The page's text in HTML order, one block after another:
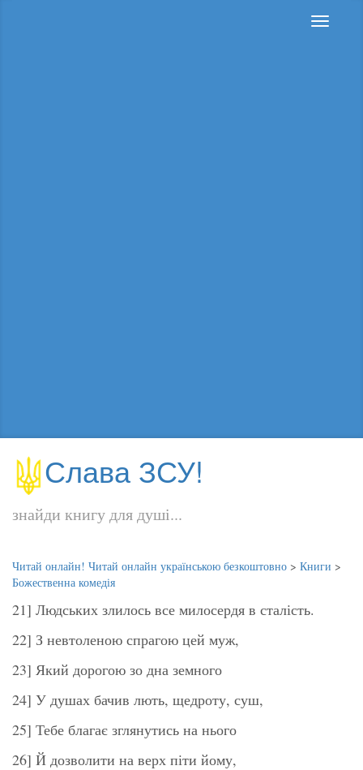
Слава ЗСУ!
знайди книгу для душі...
Читай онлайн! Читай онлайн українською безкоштовно > Книги >
Божественна комедія
21] Людських злилось все милосердя в сталість.
22] З невтоленою спрагою цей муж,
23] Який дорогою зо дна земного
24] У душах бачив лють, щедроту, суш,
25] Тебе благає зглянутись на нього
26] Й дозволити на верх піти йому,